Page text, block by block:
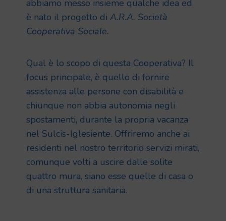
abbiamo messo insieme qualche idea ed
è nato il progetto diA.R.A. Società
Cooperativa Sociale.
Qual è lo scopo di questa Cooperativa? Il
focus principale, è quello di fornire
assistenza alle persone con disabilità e
chiunque non abbia autonomia negli
spostamenti, durante la propria vacanza
nel Sulcis-Iglesiente. Offriremo anche ai
residenti nel nostro territorio servizi mirati,
comunque volti a uscire dalle solite
quattro mura, siano esse quelle di casa o
di una struttura sanitaria.